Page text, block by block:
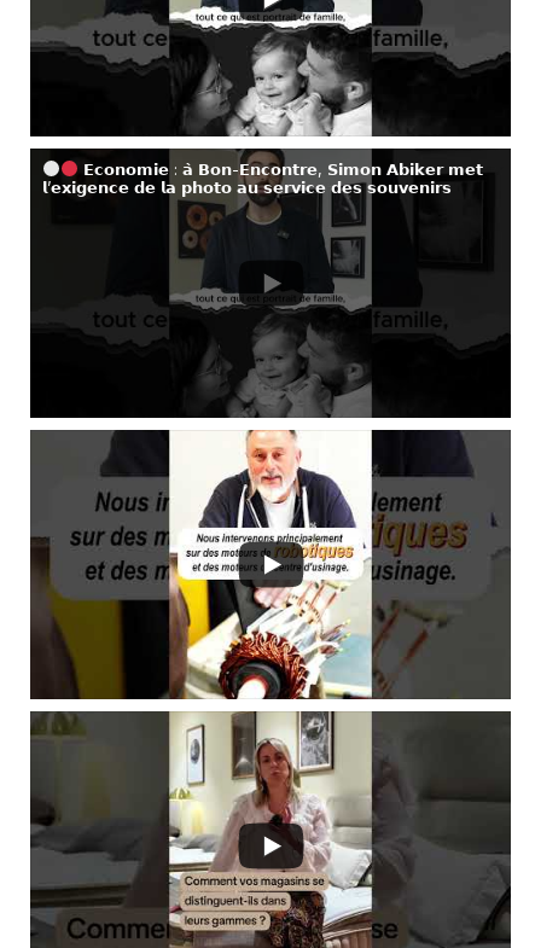
𝗘𝗰𝗼𝗻𝗼𝗺𝗶𝗲 : 𝗮̀ 𝗕𝗼𝗻-𝗘𝗻𝗰𝗼𝗻𝘁𝗿𝗲, 𝗦𝗶𝗺𝗼𝗻 𝗔𝗯𝗶𝗸𝗲𝗿 𝗺𝗲𝘁
𝗹’𝗲𝘅𝗶𝗴𝗲𝗻𝗰𝗲 𝗱𝗲 𝗹𝗮 𝗽𝗵𝗼𝘁𝗼 𝗮𝘂 𝘀𝗲𝗿𝘃𝗶𝗰𝗲 𝗱𝗲𝘀 𝘀𝗼𝘂𝘃𝗲𝗻𝗶𝗿𝘀